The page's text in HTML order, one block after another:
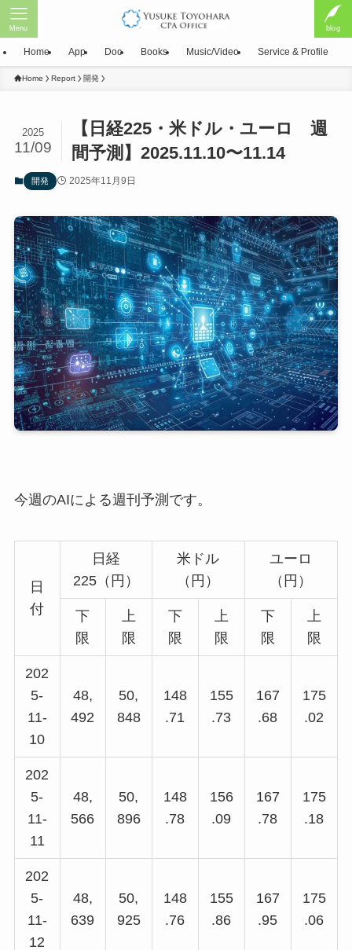
blog
Menu
Home App Doc Books Music/Video Service & Profile
Home Report 開発
【日経225・米ドル・ユーロ 週
間予測】2025.11.10〜11.14
2025
11/09
開発 2025年11月9日
今週のAIによる週刊予測です。
日
付
日経
225（円）
米ドル
（円）
ユーロ
（円）
下
限
上
限
下
限
上
限
下
限
上
限
202
5-
11-
10
48,
492
50,
848
148
.71
155
.73
167
.68
175
.02
202
5-
11-
11
48,
566
50,
896
148
.78
156
.09
167
.78
175
.18
202
5-
11-
12
48,
639
50,
925
148
.76
155
.86
167
.95
175
.06